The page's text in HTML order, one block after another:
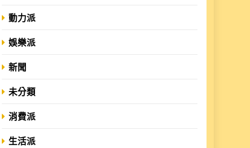
動力派
娛樂派
新聞
未分類
消費派
生活派